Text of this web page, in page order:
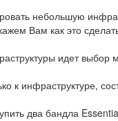
небольшую
Вам как это
идет выбор
к инфраструктуре,
два бандла